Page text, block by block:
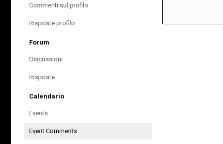
Commenti sul profilo
Risposte profilo
Forum
Discussioni
Risposte
Calendario
Events
Event Comments